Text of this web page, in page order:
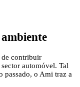
de contribuir
automóvel. Tal
o Ami traz a